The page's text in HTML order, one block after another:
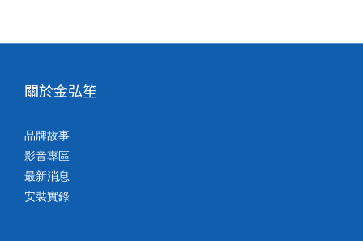
關於金弘笙
品牌故事
影音專區
最新消息
安裝實錄